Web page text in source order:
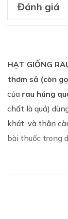
Đánh giá
HẠT GIỐNG
thơm sả (còn
của rau húng
chất là quả)
khát, và thân
bài thuốc trong